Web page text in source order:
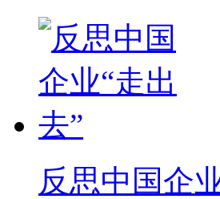
反思中国企